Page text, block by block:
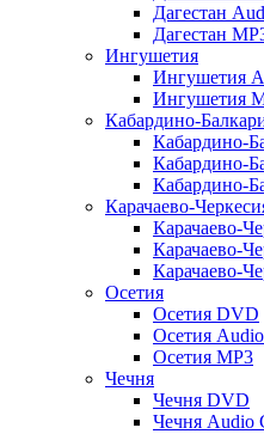
Дагестан
Дагестан
Ингушетия
Ингушетия
Ингушетия
Кабардино-
Кабардино-
Кабардино-
Кабардино-
Карачаево-
Карачаево-
Карачаево-
Карачаево-
Осетия
Осетия DVD
Осетия
Осетия MP3
Чечня
Чечня DVD
Чечня Audio